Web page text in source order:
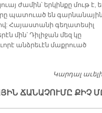
ժամին՝ երկինքը մութ է,
պատուած են գարնանային
Հայաստանի գեղատեսիլ
մին՝ Դիլիջան մեզ կը
անձրեւէն մաքրուած
Կարդալ
ՃԱ­ՆԱ­ՉՈՒ­ՄԸ ՔԻՉ